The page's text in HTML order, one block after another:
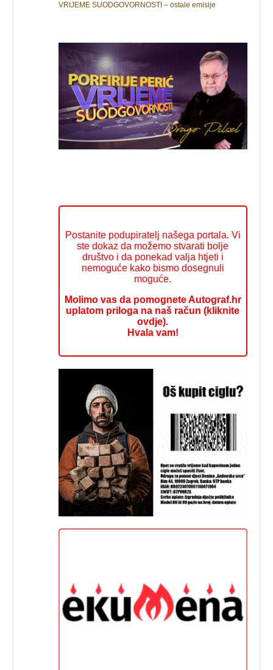
VRIJEME SUODGOVORNOSTI – ostale emisije
Postanite podupiratelj našega portala. Vi
ste dokaz da možemo stvarati bolje
društvo i da ponekad valja htjeti i
nemoguće kako bismo dosegnuli
moguće.
Molimo vas da pomognete Autograf.hr
uplatom priloga na naš račun (kliknite
ovdje).
Hvala vam!